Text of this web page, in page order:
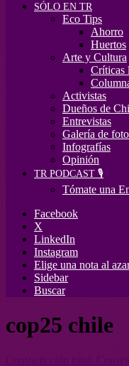
SÓLO EN TR
Eco Tips
Ahorro
Huertos
Arte y Cultura
Críticas
Activistas
Dueños de
Entrevistas
Galería de
Infografías
Opinión
TR PODCAST 🎙️
Tómate una
Facebook
X
LinkedIn
Instagram
Elige una nota al
Sidebar
Buscar
cop25 chile